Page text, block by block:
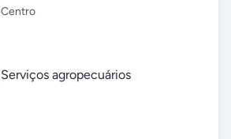
Centro
Serviços agropecuários